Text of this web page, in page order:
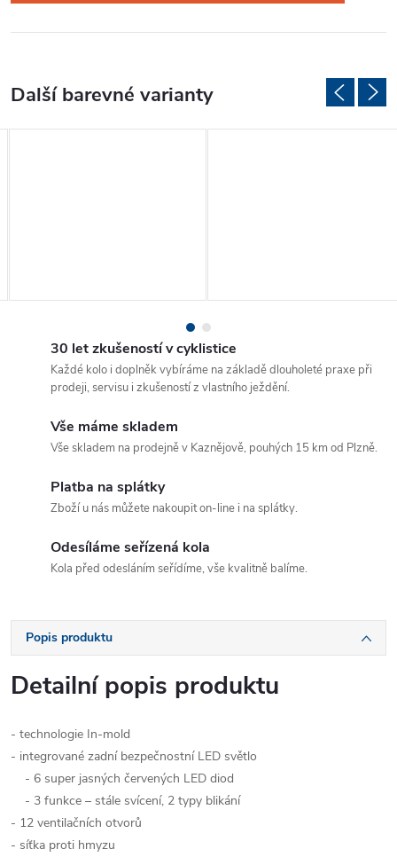
30 let zkušeností v cyklistice
Každé kolo i doplněk vybíráme na základě dlouholeté praxe při
prodeji, servisu i zkušeností z vlastního ježdění.
Vše máme skladem
Vše skladem na prodejně v Kaznějově, pouhých 15 km od Plzně.
Platba na splátky
Zboží u nás můžete nakoupit on-line i na splátky.
Odesíláme seřízená kola
Kola před odesláním seřídíme, vše kvalitně balíme.
Popis produktu
Detailní popis produktu
- technologie In-mold
- integrované zadní bezpečnostní LED světlo
- 6 super jasných červených LED diod
- 3 funkce – stále svícení, 2 typy blikání
- 12 ventilačních otvorů
- síťka proti hmyzu